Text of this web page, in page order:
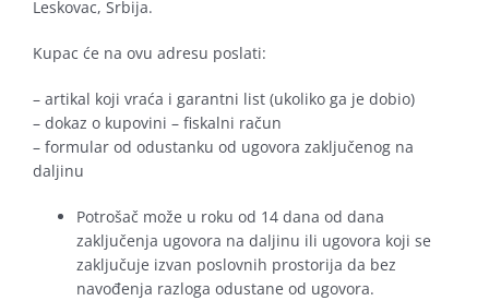
Leskovac, Srbija.
Kupac će na ovu adresu poslati:
– artikal koji vraća i garantni list (ukoliko ga je dobio)
– dokaz o kupovini – fiskalni račun
– formular od odustanku od ugovora zaključenog na
daljinu
Potrošač može u roku od 14 dana od dana
zaključenja ugovora na daljinu ili ugovora koji se
zaključuje izvan poslovnih prostorija da bez
navođenja razloga odustane od ugovora.